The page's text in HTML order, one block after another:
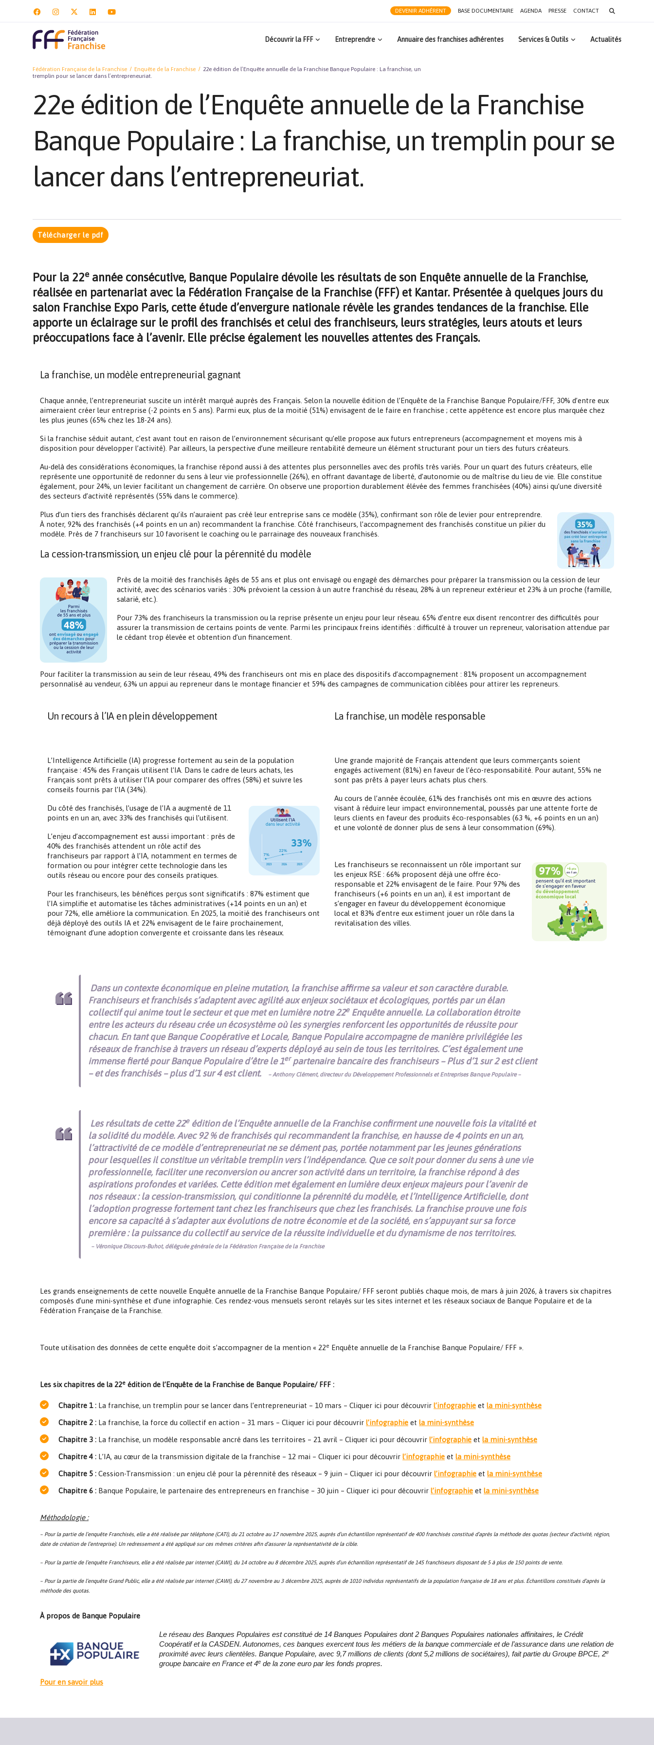
DEVENIR ADHÉRENT BASE DOCUMENTAIRE AGENDA PRESSE CONTACT
Search
for:
Découvrir la FFF Entreprendre Annuaire des franchises adhérentes Services & Outils Actualités
Fédération Française de la Franchise Enquête de la Franchise
22e édition de l’Enquête annuelle de la Franchise Banque Populaire : La franchise, un
tremplin pour se lancer dans l’entrepreneuriat.
22e édition de l’Enquête annuelle de la Franchise
Banque Populaire : La franchise, un tremplin pour se
lancer dans l’entrepreneuriat.
Télécharger le pdf
Pour la 22eannée consécutive, Banque Populaire dévoile les résultats de son Enquête annuelle de la Franchise,
réalisée en partenariat avec la Fédération Française de la Franchise (FFF) et Kantar. Présentée à quelques jours du
salon Franchise Expo Paris, cette étude d’envergure nationale révèle les grandes tendances de la franchise. Elle
apporte un éclairage sur le profil des franchisés et celui des franchiseurs, leurs stratégies, leurs atouts et leurs
préoccupations face à l’avenir. Elle précise également les nouvelles attentes des Français.
La franchise, un modèle entrepreneurial gagnant
Chaque année, l’entrepreneuriat suscite un intérêt marqué auprès des Français. Selon la nouvelle édition de l’Enquête de la Franchise Banque Populaire/FFF, 30% d’entre eux
aimeraient créer leur entreprise (-2 points en 5 ans). Parmi eux, plus de la moitié (51%) envisagent de le faire en franchise ; cette appétence est encore plus marquée chez
les plus jeunes (65% chez les 18-24 ans).
Si la franchise séduit autant, c’est avant tout en raison de l’environnement sécurisant qu’elle propose aux futurs entrepreneurs (accompagnement et moyens mis à
disposition pour développer l’activité). Par ailleurs, la perspective d’une meilleure rentabilité demeure un élément structurant pour un tiers des futurs créateurs.
Au-delà des considérations économiques, la franchise répond aussi à des attentes plus personnelles avec des profils très variés. Pour un quart des futurs créateurs, elle
représente une opportunité de redonner du sens à leur vie professionnelle (26%), en offrant davantage de liberté, d’autonomie ou de maîtrise du lieu de vie. Elle constitue
également, pour 24%, un levier facilitant un changement de carrière. On observe une proportion durablement élévée des femmes franchisées (40%) ainsi qu’une diversité
des secteurs d’activité représentés (55% dans le commerce).
Plus d’un tiers des franchisés déclarent qu’ils n’auraient pas créé leur entreprise sans ce modèle (35%), confirmant son rôle de levier pour entreprendre.
À noter, 92% des franchisés (+4 points en un an) recommandent la franchise. Côté franchiseurs, l’accompagnement des franchisés constitue un pilier du
modèle. Près de 7 franchiseurs sur 10 favorisent le coaching ou le parrainage des nouveaux franchisés.
La cession-transmission, un enjeu clé pour la pérennité du modèle
Près de la moitié des franchisés âgés de 55 ans et plus ont envisagé ou engagé des démarches pour préparer la transmission ou la cession de leur
activité, avec des scénarios variés : 30% prévoient la cession à un autre franchisé du réseau, 28% à un repreneur extérieur et 23% à un proche (famille,
salarié, etc.).
Pour 73% des franchiseurs la transmission ou la reprise présente un enjeu pour leur réseau. 65% d’entre eux disent rencontrer des difficultés pour
assurer la transmission de certains points de vente. Parmi les principaux freins identifiés : difficulté à trouver un repreneur, valorisation attendue par
le cédant trop élevée et obtention d’un financement.
Pour faciliter la transmission au sein de leur réseau, 49% des franchiseurs ont mis en place des dispositifs d’accompagnement : 81% proposent un accompagnement
personnalisé au vendeur, 63% un appui au repreneur dans le montage financier et 59% des campagnes de communication ciblées pour attirer les repreneurs.
Un recours à l’IA en plein développement
L’Intelligence Artificielle (IA) progresse fortement au sein de la population
française : 45% des Français utilisent l’IA. Dans le cadre de leurs achats, les
Français sont prêts à utiliser l’IA pour comparer des offres (58%) et suivre les
conseils fournis par l’IA (34%).
Du côté des franchisés, l’usage de l’IA a augmenté de 11
points en un an, avec 33% des franchisés qui l’utilisent.
L’enjeu d’accompagnement est aussi important : près de
40% des franchisés attendent un rôle actif des
franchiseurs par rapport à l’IA, notamment en termes de
formation ou pour intégrer cette technologie dans les
outils réseau ou encore pour des conseils pratiques.
Pour les franchiseurs, les bénéfices perçus sont significatifs : 87% estiment que
l’IA simplifie et automatise les tâches administratives (+14 points en un an) et
pour 72%, elle améliore la communication. En 2025, la moitié des franchiseurs ont
déjà déployé des outils IA et 22% envisagent de le faire prochainement,
témoignant d’une adoption convergente et croissante dans les réseaux.
La franchise, un modèle responsable
Une grande majorité de Français attendent que leurs commerçants soient
engagés activement (81%) en faveur de l’éco-responsabilité. Pour autant, 55% ne
sont pas prêts à payer leurs achats plus chers.
Au cours de l’année écoulée, 61% des franchisés ont mis en œuvre des actions
visant à réduire leur impact environnemental, poussés par une attente forte de
leurs clients en faveur des produits éco-responsables (63 %, +6 points en un an)
et une volonté de donner plus de sens à leur consommation (69%).
Les franchiseurs se reconnaissent un rôle important sur
les enjeux RSE : 66% proposent déjà une offre éco-
responsable et 22% envisagent de le faire. Pour 97% des
franchiseurs (+6 points en un an), il est important de
s’engager en faveur du développement économique
local et 83% d’entre eux estiment jouer un rôle dans la
revitalisation des villes.
Dans un contexte économique en pleine mutation, la franchise affirme sa valeur et son caractère durable.
Franchiseurs et franchisés s’adaptent avec agilité aux enjeux sociétaux et écologiques, portés par un élan
collectif qui anime tout le secteur et que met en lumière notre 22eEnquête annuelle. La collaboration étroite
entre les acteurs du réseau crée un écosystème où les synergies renforcent les opportunités de réussite pour
chacun. En tant que Banque Coopérative et Locale, Banque Populaire accompagne de manière privilégiée les
réseaux de franchise à travers un réseau d’experts déployé au sein de tous les territoires. C’est également une
immense fierté pour Banque Populaire d’être le 1erpartenaire bancaire des franchiseurs – Plus d’1 sur 2 est client
– et des franchisés – plus d’1 sur 4 est client.
– Anthony Clément, directeur du Développement Professionnels et Entreprises Banque Populaire –
Les résultats de cette 22eédition de l’Enquête annuelle de la Franchise confirment une nouvelle fois la vitalité et
la solidité du modèle. Avec 92 % de franchisés qui recommandent la franchise, en hausse de 4 points en un an,
l’attractivité de ce modèle d’entrepreneuriat ne se dément pas, portée notamment par les jeunes générations
pour lesquelles il constitue un véritable tremplin vers l’indépendance. Que ce soit pour donner du sens à une vie
professionnelle, faciliter une reconversion ou ancrer son activité dans un territoire, la franchise répond à des
aspirations profondes et variées. Cette édition met également en lumière deux enjeux majeurs pour l’avenir de
nos réseaux : la cession-transmission, qui conditionne la pérennité du modèle, et l’Intelligence Artificielle, dont
l’adoption progresse fortement tant chez les franchiseurs que chez les franchisés. La franchise prouve une fois
encore sa capacité à s’adapter aux évolutions de notre économie et de la société, en s’appuyant sur sa force
première : la puissance du collectif au service de la réussite individuelle et du dynamisme de nos territoires.
– Véronique Discours-Buhot, déléguée générale de la Fédération Française de la Franchise
Les grands enseignements de cette nouvelle Enquête annuelle de la Franchise Banque Populaire/ FFF seront publiés chaque mois, de mars à juin 2026, à travers six chapitres
composés d’une mini-synthèse et d’une infographie. Ces rendez-vous mensuels seront relayés sur les sites internet et les réseaux sociaux de Banque Populaire et de la
Fédération Française de la Franchise.
Toute utilisation des données de cette enquête doit s’accompagner de la mention « 22e Enquête annuelle de la Franchise Banque Populaire/ FFF ».
Les six chapitres de la 22e édition de l’Enquête de la Franchise de Banque Populaire/ FFF :
Chapitre 1 : La franchise, un tremplin pour se lancer dans l’entrepreneuriat – 10 mars – Cliquer ici pour découvrir l’infographie et la mini-synthèse
Chapitre 2 : La franchise, la force du collectif en action – 31 mars – Cliquer ici pour découvrir l’infographie et la mini-synthèse
Chapitre 3 : La franchise, un modèle responsable ancré dans les territoires – 21 avril – Cliquer ici pour découvrir l’infographie et la mini-synthèse
Chapitre 4 : L’IA, au cœur de la transmission digitale de la franchise – 12 mai – Cliquer ici pour découvrir l’infographie et la mini-synthèse
Chapitre 5 : Cession-Transmission : un enjeu clé pour la pérennité des réseaux – 9 juin – Cliquer ici pour découvrir l’infographie et la mini-synthèse
Chapitre 6 : Banque Populaire, le partenaire des entrepreneurs en franchise – 30 juin – Cliquer ici pour découvrir l’infographie et la mini-synthèse
Méthodologie :
– Pour la partie de l’enquête Franchisés, elle a été réalisée par téléphone (CATI), du 21 octobre au 17 novembre 2025, auprès d’un échantillon représentatif de 400 franchisés constitué d’après la méthode des quotas (secteur d’activité, région,
date de création de l’entreprise). Un redressement a été appliqué sur ces mêmes critères afin d’assurer la représentativité de la cible.
– Pour la partie de l’enquête Franchiseurs, elle a été réalisée par internet (CAWI), du 14 octobre au 8 décembre 2025, auprès d’un échantillon représentatif de 145 franchiseurs disposant de 5 à plus de 150 points de vente.
– Pour la partie de l’enquête Grand Public, elle a été réalisée par internet (CAWI), du 27 novembre au 3 décembre 2025, auprès de 1010 individus représentatifs de la population française de 18 ans et plus. Échantillons constitués d’après la
méthode des quotas.
À propos de Banque Populaire
Le réseau des Banques Populaires est constitué de 14 Banques Populaires dont 2 Banques Populaires nationales affinitaires, le Crédit
Coopératif et la CASDEN. Autonomes, ces banques exercent tous les métiers de la banque commerciale et de l’assurance dans une relation de
proximité avec leurs clientèles. Banque Populaire, avec 9,7 millions de clients (dont 5,2 millions de sociétaires), fait partie du Groupe BPCE, 2e
groupe bancaire en France et 4e de la zone euro par les fonds propres.
Pour en savoir plus